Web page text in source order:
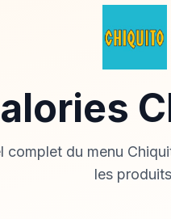
complet du menu
les